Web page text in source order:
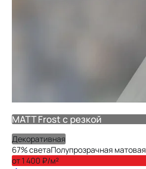
MATT Frost с резкой
Декоративная
67% светаПолупрозрачная матовая
от1 400 ₽/м²